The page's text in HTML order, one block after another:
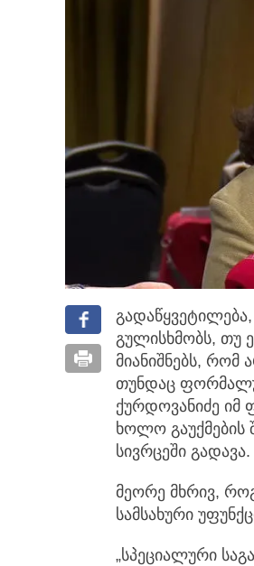
გულისხმობს, თუ
მიანიშნებს,
თუნდაც
ქურდოვანიძე იმ
ხოლო
სივრცეში გადავა.
მეორე მხრივ,
სამსახური
„სპეციალური